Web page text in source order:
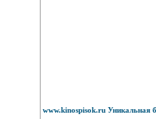
www.kinospisok.ru